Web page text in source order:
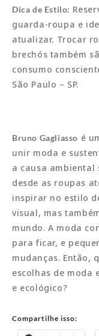
Dica de Estilo:
guarda-roupa e
atualizar. Trocar
brechós também
consumo
São Paulo – SP.
Bruno Gagliasso é
unir moda e
a causa ambiental
desde as roupas
inspirar no estilo
visual, mas
mundo. A moda
para ficar, e
mudanças. Então,
escolhas de moda
e ecológico?
Compartilhe isso: